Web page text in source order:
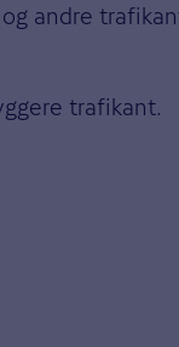
andre
trafikant.